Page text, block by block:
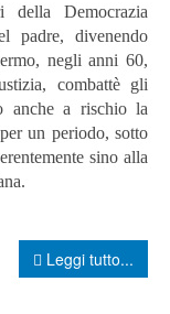
Democrazia
padre, divenendo
negli anni 60,
combattè gli
anche a rischio la
un periodo, sotto
sino alla
Leggi tutto...